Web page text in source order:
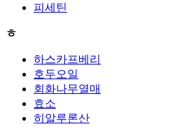
피세틴
ㅎ
하스카프베리
호두오일
회화나무열매
효소
히알루론산